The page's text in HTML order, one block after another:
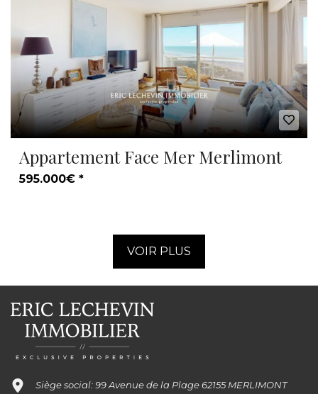
Appartement Face Mer Merlimont
595.000€ *
VOIR PLUS
Siège social: 99 Avenue de la Plage 62155 MERLIMONT